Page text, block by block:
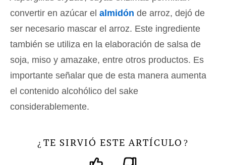
convertir en azúcar el almidón de arroz, dejó de
ser necesario mascar el arroz. Este ingrediente
también se utiliza en la elaboración de salsa de
soja, miso y amazake, entre otros productos. Es
importante señalar que de esta manera aumenta
el contenido alcohólico del sake
considerablemente.
¿ TE SIRVIÓ ESTE ARTÍCULO ?